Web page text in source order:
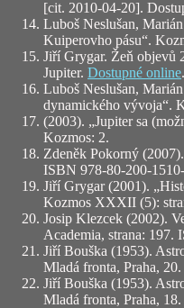
[cit. 2010-04-20].
Luboš Neslušan,
Kuiperovho pásu“.
Jiří Grygar. Žeň objevů
Jupiter. Dostupné online
Luboš Neslušan,
dynamického vývoja“.
(2003). „Jupiter sa
Kozmos: 2.
Zdeněk Pokorný
ISBN 978-80-200-
Jiří Grygar (2001).
Kozmos XXXII (5):
Josip Klezcek (2002).
Academia, strana: 197.
Jiří Bouška (1953).
Mladá fronta, Praha, 20.
Jiří Bouška (1953).
Mladá fronta, Praha, 18.